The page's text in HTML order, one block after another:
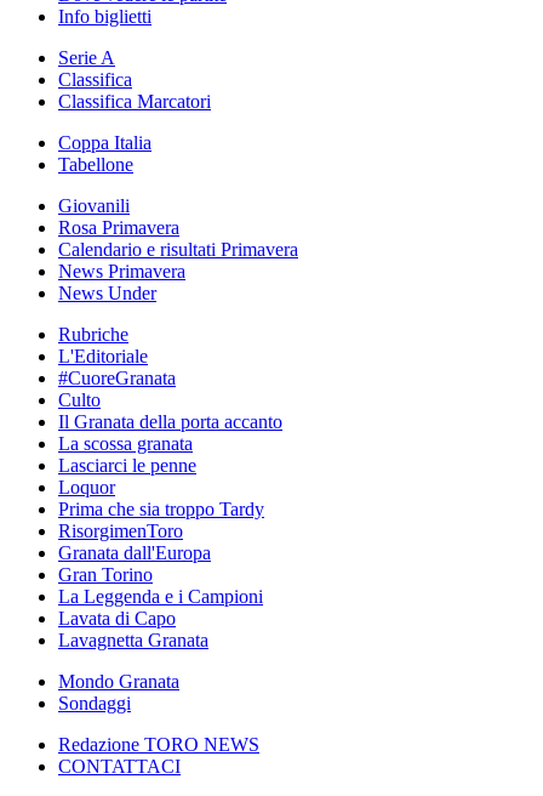
Info biglietti
Serie A
Classifica
Classifica Marcatori
Coppa Italia
Tabellone
Giovanili
Rosa Primavera
Calendario e risultati Primavera
News Primavera
News Under
Rubriche
L'Editoriale
#CuoreGranata
Culto
Il Granata della porta accanto
La scossa granata
Lasciarci le penne
Loquor
Prima che sia troppo Tardy
RisorgimenToro
Granata dall'Europa
Gran Torino
La Leggenda e i Campioni
Lavata di Capo
Lavagnetta Granata
Mondo Granata
Sondaggi
Redazione TORO NEWS
CONTATTACI